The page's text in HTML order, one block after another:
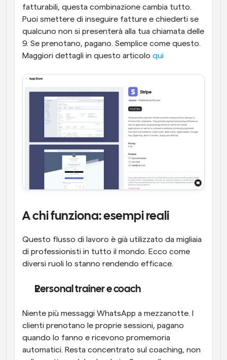
fatturabili, questa combinazione cambia tutto.
Puoi smettere di inseguire fatture e chiederti se
qualcuno non si presenterà alla tua chiamata delle
9. Se prenotano, pagano. Semplice come questo.
Maggiori dettagli in questo articolo qui
A chi funziona: esempi reali
Questo flusso di lavoro è già utilizzato da migliaia
di professionisti in tutto il mondo. Ecco come
diversi ruoli lo stanno rendendo efficace.
Personal trainer e coach
Niente più messaggi WhatsApp a mezzanotte. I
clienti prenotano le proprie sessioni, pagano
quando lo fanno e ricevono promemoria
automatici. Resta concentrato sul coaching, non